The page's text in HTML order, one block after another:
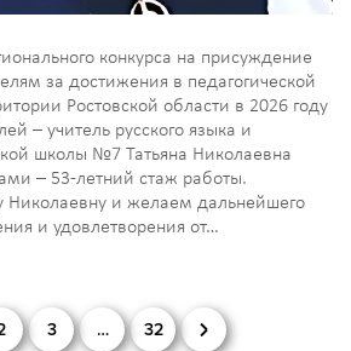
конкурса на присуждение
за достижения в педагогической
Ростовской области в 2026 году
– учитель русского языка и
школы №7 Татьяна Николаевна
– 53-летний стаж работы.
Николаевну и желаем дальнейшего
и удовлетворения от…
3 … 32